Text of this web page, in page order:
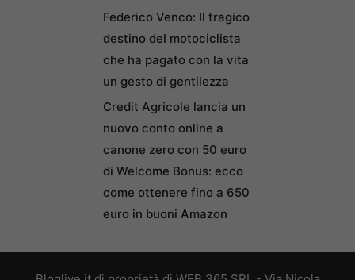
Federico Venco: Il tragico
destino del motociclista
che ha pagato con la vita
un gesto di gentilezza
Credit Agricole lancia un
nuovo conto online a
canone zero con 50 euro
di Welcome Bonus: ecco
come ottenere fino a 650
euro in buoni Amazon